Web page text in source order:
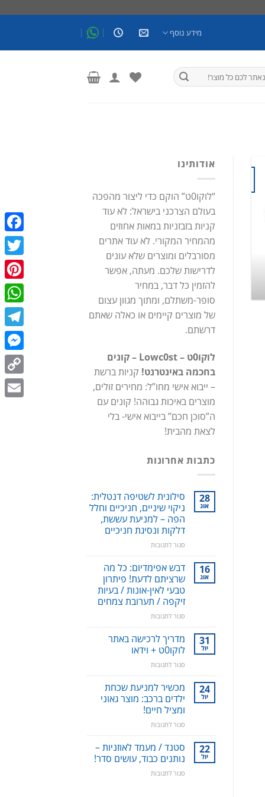
מידע נוסף
דבש אפימדיום: כל מה שרציתם
/ בעיות זיקפה /
דבש אפימדיום: כל מה שרציתם לדעת! פיתרון טבעי
[...]
9GZ
המשך קריאה
אודותינו
“לוקו0ט” הוקם כדי ליצור מהפכה
בעולם הצרכני בישראל: לא עוד
קניות בזבזניות במאות אחוזים
מהמחיר המקורי. לא עוד אתרים
מסורבלים ומוצרים שלא עונים
לדרישות שלכם. מעתה, אפשר
להזמין כל דבר, במחיר
סופר-משתלם, ומתוך מגוון עצום
של מוצרים קיימים או כאלה שאתם
דרשתם.
לוקו0ט – Lowc0st – קונים
בחכמה באינטרנט! קניות ברשת
– ייבוא אישי מחו”ל: מחירים זולים,
מוצרים באיכות גבוהה! קונים עם
ה”סוכן חכם” בייבוא אישי- בלי
לצאת מהבית!
כתבות אחרונות
28
אוג
סילונית לשטיפה דנטלית:
ניקוי שיניים, חניכיים וחלל
הפה – למניעת עששת,
דלקות ונסיגת חניכיים
סגור לתגובותעל
לשטיפה
דנטלית:
ניקוי
שיניים,
חניכיים
וחלל
–
למניעת
עששת,
דלקות
חניכיים
16
אוג
דבש אפימדיום: כל מה
שרציתם לדעת! פיתרון
טבעי לאין-אונות / בעיות
זיקפה / תערובת צמחים
סגור לתגובותעל
אפימדיום:
כל
מה
שרציתם
פיתרון
טבעי
לאין-אונות
/
בעיות
/
תערובת
31
יול
מדריך לרכישה באתר
לוקו0ט + וידאו
סגור לתגובותעל
לרכישה
באתר
לוקו0ט
+
וידאו
24
יול
מכשיר למניעת שכחת
ילדים ברכב: מוצר גאוני
ומציל חיים!
סגור לתגובותעל
למניעת
שכחת
ילדים
ברכב:
22
יול
סטנד / מעמד לאוזניות –
נותנים כבוד, עושים סדר!
סגור לתגובותעל
Copy